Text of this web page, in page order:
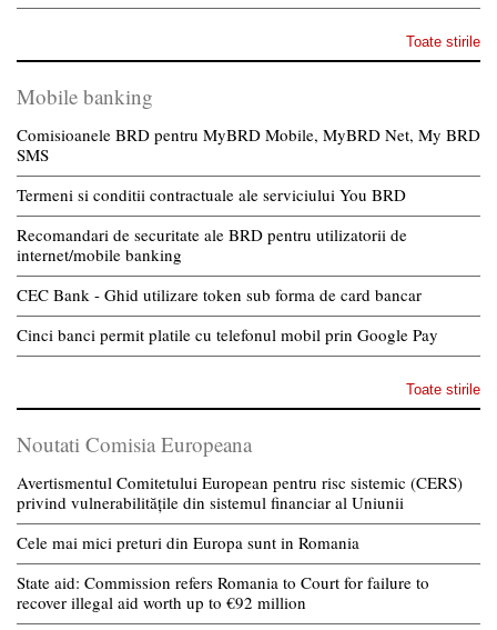
Toate stirile
Mobile banking
Comisioanele BRD pentru MyBRD Mobile, MyBRD Net, My BRD
SMS
Termeni si conditii contractuale ale serviciului You BRD
Recomandari de securitate ale BRD pentru utilizatorii de
internet/mobile banking
CEC Bank - Ghid utilizare token sub forma de card bancar
Cinci banci permit platile cu telefonul mobil prin Google Pay
Toate stirile
Noutati Comisia Europeana
Avertismentul Comitetului European pentru risc sistemic (CERS)
privind vulnerabilitățile din sistemul financiar al Uniunii
Cele mai mici preturi din Europa sunt in Romania
State aid: Commission refers Romania to Court for failure to
recover illegal aid worth up to €92 million